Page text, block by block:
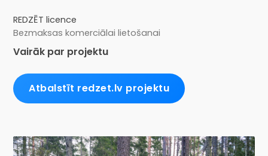
REDZĒT licence
Bezmaksas komerciālai lietošanai
Vairāk par projektu
Atbalstīt redzet.lv projektu